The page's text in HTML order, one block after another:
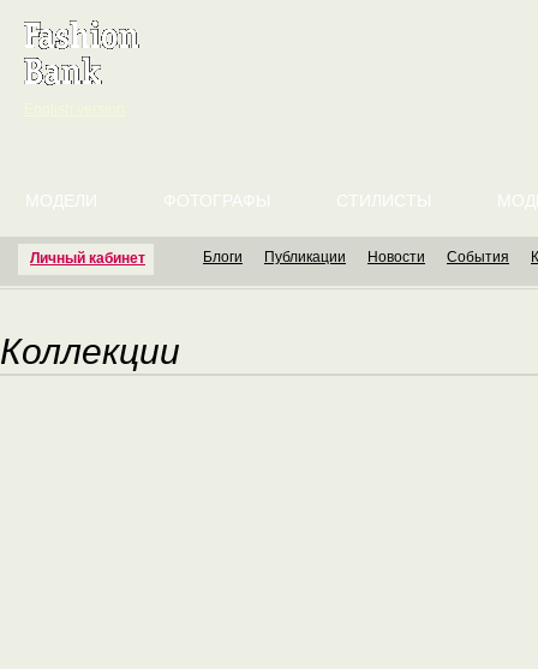
Личный кабинет
МОДЕЛИ ФОТОГРАФЫ СТИЛИСТЫ
Блоги Публикации Новости События
Коллекции